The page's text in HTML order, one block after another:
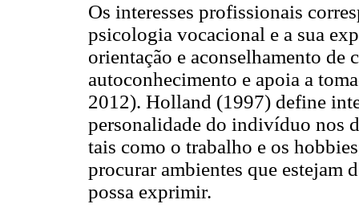
Os interesses profissionais
psicologia vocacional e a sua
orientação e aconselhamento de
autoconhecimento e apoia a
2012). Holland (1997) define
personalidade do indivíduo nos
tais como o trabalho e os
procurar ambientes que estejam
possa exprimir.